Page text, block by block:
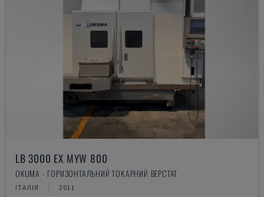
LB 3000 EX MYW 800
OKUMA - ГОРИЗОНТАЛЬНИЙ ТОКАРНИЙ ВЕРСТАТ
ІТАЛІЯ 2011